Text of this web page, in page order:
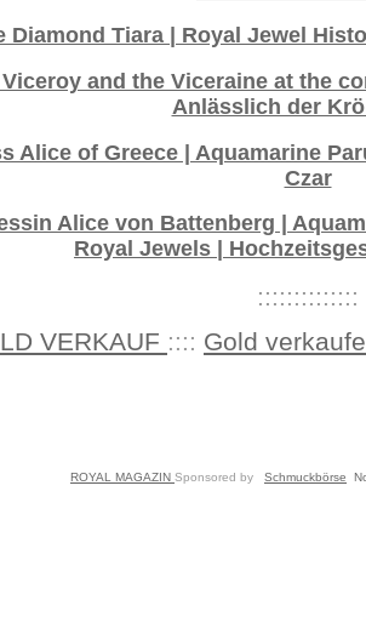
Diamond Tiara | Royal Jewel
and the Viceraine at the
Anlässlich der
Alice of Greece | Aquamarine
Czar
Alice von Battenberg |
Royal Jewels |
::::::::::::::
VERKAUF :::: Gold
ROYAL MAGAZIN Sponsored by Schmuckbörse